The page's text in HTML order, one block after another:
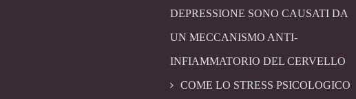
DEPRESSIONE SONO CAUSATI DA
UN MECCANISMO ANTI-
INFIAMMATORIO DEL CERVELLO
COME LO STRESS PSICOLOGICO